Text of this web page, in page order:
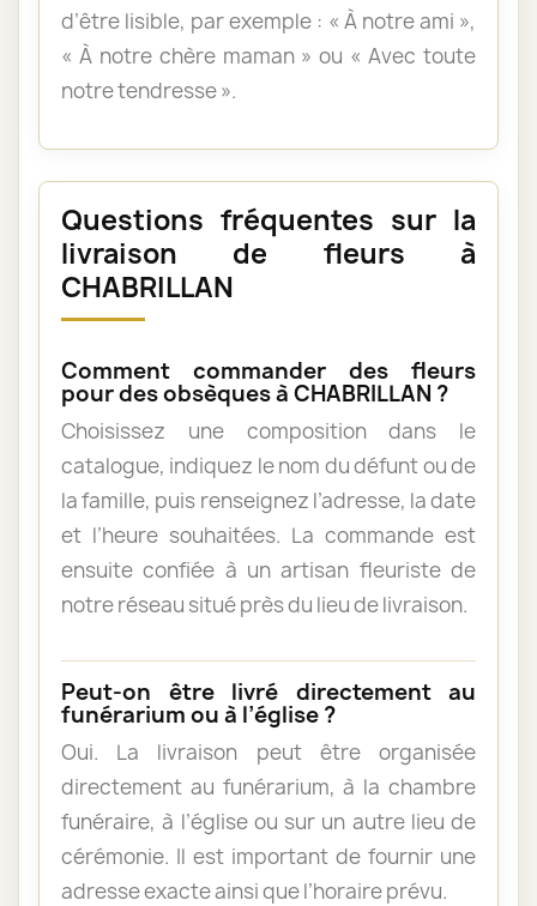
d’être lisible, par exemple : « À notre ami »,
« À notre chère maman » ou « Avec toute
notre tendresse ».
Questions fréquentes sur la
livraison de fleurs à
CHABRILLAN
Comment commander des fleurs
pour des obsèques à CHABRILLAN ?
Choisissez une composition dans le
catalogue, indiquez le nom du défunt ou de
la famille, puis renseignez l’adresse, la date
et l’heure souhaitées. La commande est
ensuite confiée à un artisan fleuriste de
notre réseau situé près du lieu de livraison.
Peut-on être livré directement au
funérarium ou à l’église ?
Oui. La livraison peut être organisée
directement au funérarium, à la chambre
funéraire, à l’église ou sur un autre lieu de
cérémonie. Il est important de fournir une
adresse exacte ainsi que l’horaire prévu.